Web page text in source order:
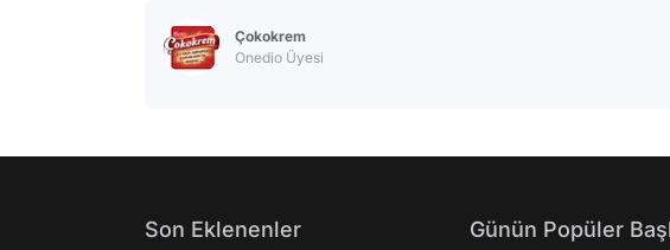
Çokokrem
Onedio Üyesi
Son Eklenenler Günün Popüler